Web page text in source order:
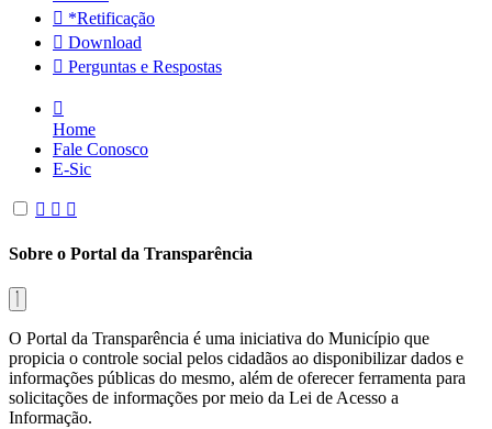
*Retificação
Download
Perguntas e Respostas
Home
Fale Conosco
E-Sic
Sobre o Portal da Transparência
O Portal da Transparência é uma iniciativa do Município que
propicia o controle social pelos cidadãos ao disponibilizar dados e
informações públicas do mesmo, além de oferecer ferramenta para
solicitações de informações por meio da Lei de Acesso a
Informação.